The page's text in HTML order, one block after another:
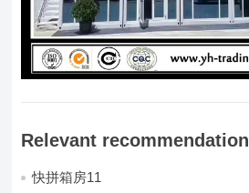
Relevant recommendation
快拼箱房11